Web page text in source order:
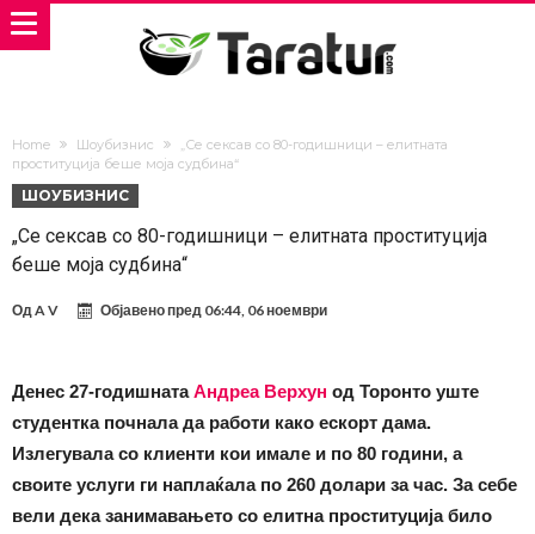
Home Шоубизнис
„Се сексав со 80-годишници – елитната
проституција беше моја судбина“
ШОУБИЗНИС
„Се сексав со 80-годишници – елитната проституција
беше моја судбина“
ОдA V Објавено пред 06:44, 06 ноември
Денес 27-годишнатаАндреа Верхун од Торонто уште
студентка почнала да работи како ескорт дама.
Излегувала со клиенти кои имале и по 80 години, а
своите услуги ги наплаќала по 260 долари за час. За себе
вели дека занимавањето со елитна проституција било